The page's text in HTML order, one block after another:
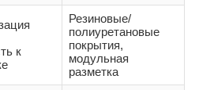
к
Резиновые/
полиуретановые
покрытия,
модульная
разметка